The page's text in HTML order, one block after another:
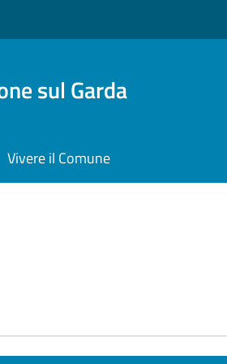
sul Garda
Vivere il Comune